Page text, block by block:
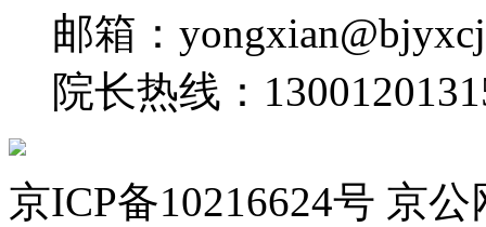
邮箱：
院长热线：
京ICP备10216624号 京